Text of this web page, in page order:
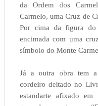
da Ordem dos
Carmelo, uma Cruz de
Por cima da figura do
encimada com uma
símbolo do Monte
Já a outra obra tem
cordeiro deitado no
estandarte afixado